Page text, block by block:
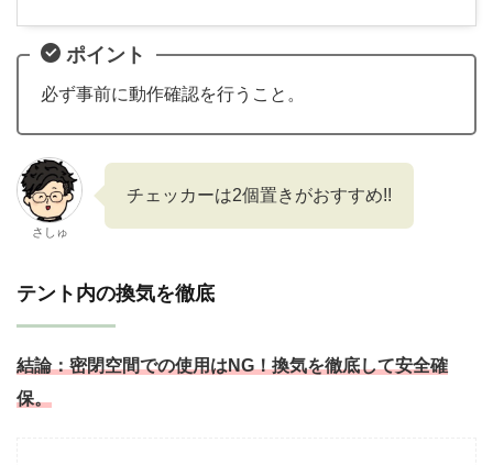
ポイント
必ず事前に動作確認を行うこと。
さしゅ
チェッカーは2個置きがおすすめ!!
テント内の換気を徹底
結論：密閉空間での使用はNG！換気を徹底して安全確
保。